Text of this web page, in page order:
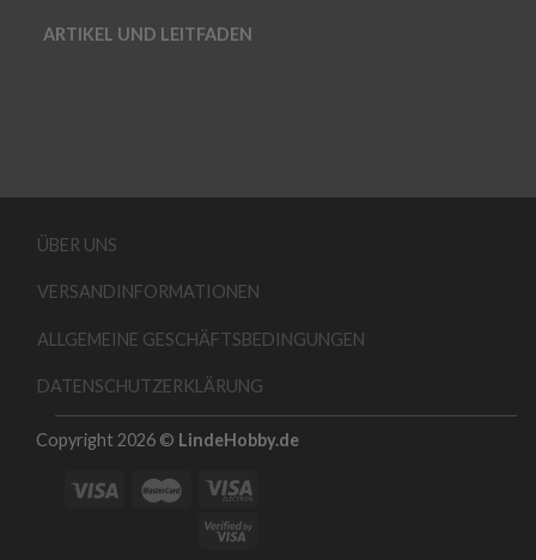
ARTIKEL UND LEITFADEN
ÜBER UNS
VERSANDINFORMATIONEN
ALLGEMEINE GESCHÄFTSBEDINGUNGEN
DATENSCHUTZERKLÄRUNG
Copyright 2026 © LindeHobby.de